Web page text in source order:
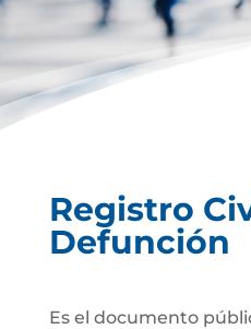
Registro
Defunción
Es el documento